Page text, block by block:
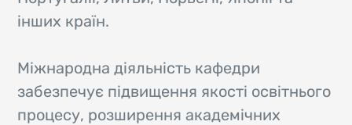
інших країн.
Міжнародна діяльність кафедри
забезпечує підвищення якості освітнього
процесу, розширення академічних